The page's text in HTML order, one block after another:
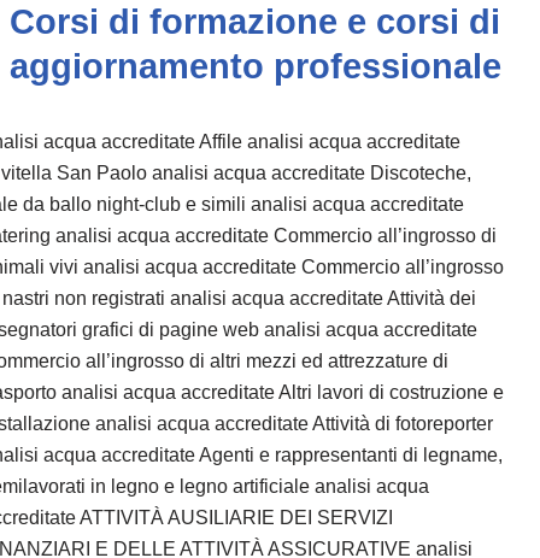
Corsi di formazione e corsi di
aggiornamento professionale
acqua accreditate Affile analisi acqua accreditate
San Paolo analisi acqua accreditate Discoteche,
da ballo night-club e simili analisi acqua accreditate
analisi acqua accreditate Commercio all’ingrosso di
vivi analisi acqua accreditate Commercio all’ingrosso
non registrati analisi acqua accreditate Attività dei
grafici di pagine web analisi acqua accreditate
all’ingrosso di altri mezzi ed attrezzature di
analisi acqua accreditate Altri lavori di costruzione e
analisi acqua accreditate Attività di fotoreporter
acqua accreditate Agenti e rappresentanti di legname,
in legno e legno artificiale analisi acqua
ATTIVITÀ AUSILIARIE DEI SERVIZI
E DELLE ATTIVITÀ ASSICURATIVE analisi